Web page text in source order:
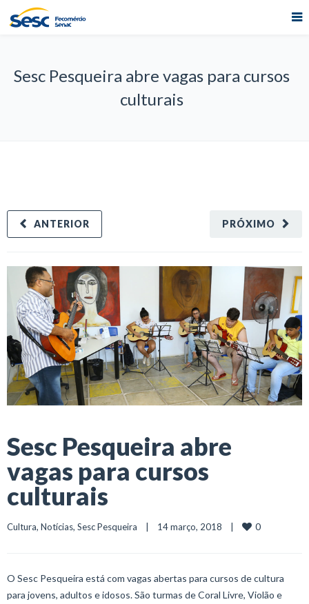
Sesc Pesqueira abre vagas para cursos
culturais
PRÓXIMO
ANTERIOR
Sesc Pesqueira abre
vagas para cursos
culturais
Cultura, Notícias, Sesc Pesqueira
    |    14 março, 2018    |
0
O Sesc Pesqueira está com vagas abertas para cursos de cultura
para jovens, adultos e idosos. São turmas de Coral Livre, Violão e